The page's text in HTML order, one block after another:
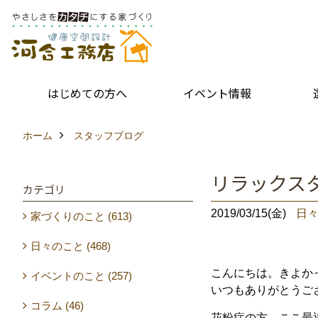
はじめての方へ イベント情報
ホーム スタッフブログ
リラック
2019/03/15(金) 日
こんにちは。きよか
いつもありがとうご
カテゴリ
家づくりのこと (613)
日々のこと (468)
イベントのこと (257)
コラム (46)